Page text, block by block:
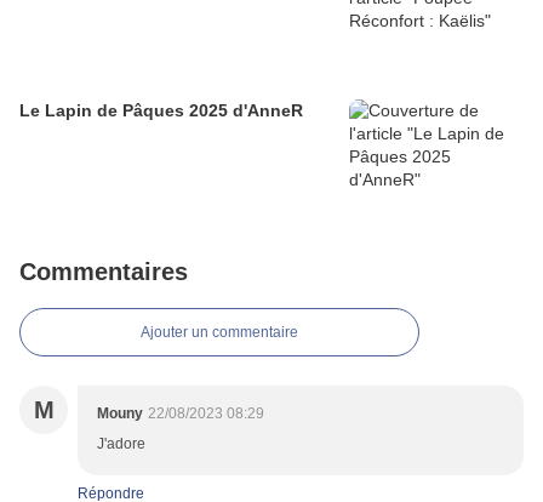
Le Lapin de Pâques 2025 d'AnneR
Commentaires
Ajouter un commentaire
M Mouny 22/08/2023 08:29
J'adore
Répondre